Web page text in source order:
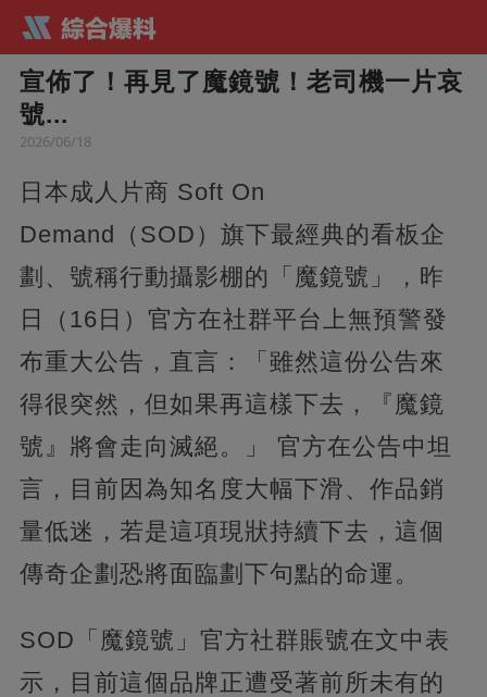
宣佈了！再見了魔鏡號！老司機一片哀
號...
2026/06/18
日本成人片商 Soft On
Demand（SOD）旗下最經典的看板企
劃、號稱行動攝影棚的「魔鏡號」，昨
日（16日）官方在社群平台上無預警發
布重大公告，直言：「雖然這份公告來
得很突然，但如果再這樣下去，『魔鏡
號』將會走向滅絕。」 官方在公告中坦
言，目前因為知名度大幅下滑、作品銷
量低迷，若是這項現狀持續下去，這個
傳奇企劃恐將面臨劃下句點的命運。
SOD「魔鏡號」官方社群賬號在文中表
示，目前這個品牌正遭受著前所未有的